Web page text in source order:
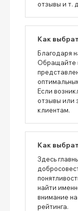
отзывы и т.
Как
Благодаря
Обращайте
Если
отзывы или
клиентам.
Как
Здесь
найти
внимание
рейтинга.